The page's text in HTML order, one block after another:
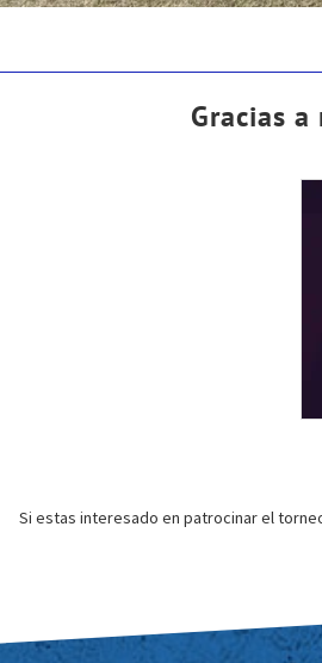
Gracias
Si estas interesado en patrocinar el